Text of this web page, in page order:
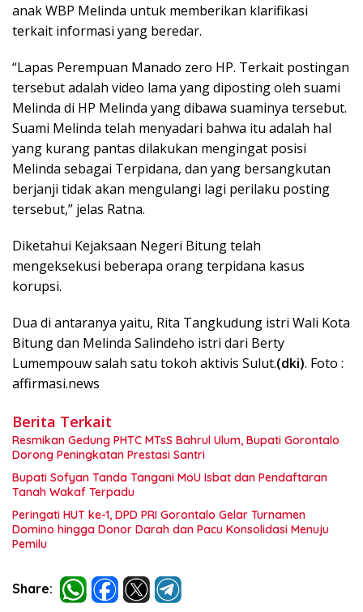
anak WBP Melinda untuk memberikan klarifikasi
terkait informasi yang beredar.
“Lapas Perempuan Manado zero HP. Terkait postingan
tersebut adalah video lama yang diposting oleh suami
Melinda di HP Melinda yang dibawa suaminya tersebut.
Suami Melinda telah menyadari bahwa itu adalah hal
yang kurang pantas dilakukan mengingat posisi
Melinda sebagai Terpidana, dan yang bersangkutan
berjanji tidak akan mengulangi lagi perilaku posting
tersebut,” jelas Ratna.
Diketahui Kejaksaan Negeri Bitung telah
mengeksekusi beberapa orang terpidana kasus
korupsi.
Dua di antaranya yaitu, Rita Tangkudung istri Wali Kota
Bitung dan Melinda Salindeho istri dari Berty
Lumempouw salah satu tokoh aktivis Sulut.(dki). Foto :
affirmasi.news
Berita Terkait
Resmikan Gedung PHTC MTsS Bahrul Ulum, Bupati Gorontalo
Dorong Peningkatan Prestasi Santri
Bupati Sofyan Tanda Tangani MoU Isbat dan Pendaftaran
Tanah Wakaf Terpadu
Peringati HUT ke-1, DPD PRI Gorontalo Gelar Turnamen
Domino hingga Donor Darah dan Pacu Konsolidasi Menuju
Pemilu
Share: